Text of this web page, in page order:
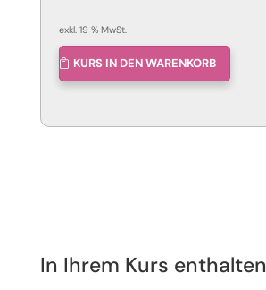
exkl. 19 % MwSt.
KURS IN DEN WARENKORB
In Ihrem Kurs enthalten